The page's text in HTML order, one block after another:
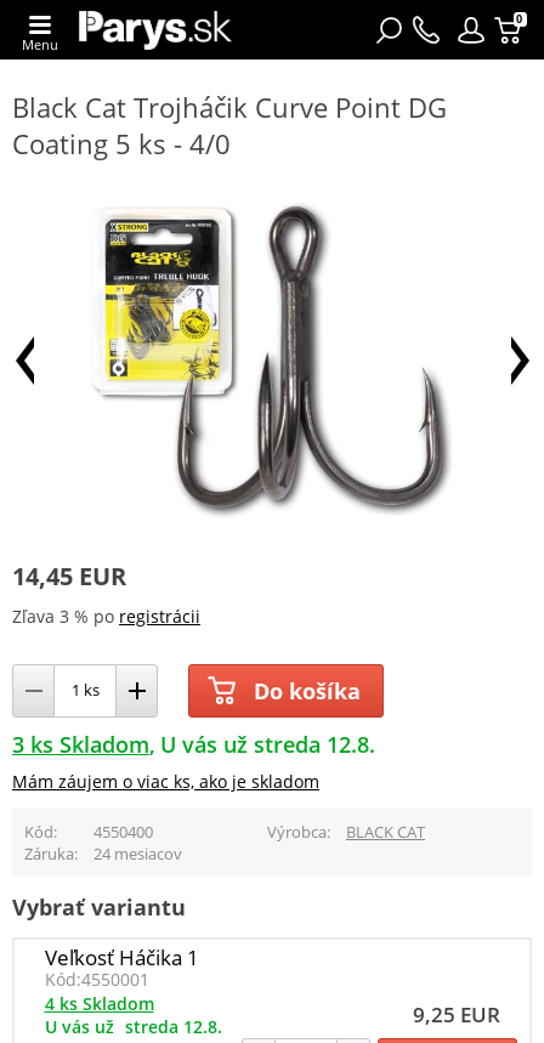
0
Menu
Black Cat Trojháčik Curve Point DG
Coating 5 ks - 4/0
14,45 EUR
Zľava 3 % po registrácii
Do košíka
3 ks Skladom U vás už streda 12.8.
Mám záujem o viac ks, ako je skladom
Kód 4550400 Výrobca
BLACK CAT
Záruka
24 mesiacov
Vybrať variantu
Veľkosť Háčika 1
Kód:4550001
9,25 EUR
4 ks Skladom
U vás už streda 12.8.